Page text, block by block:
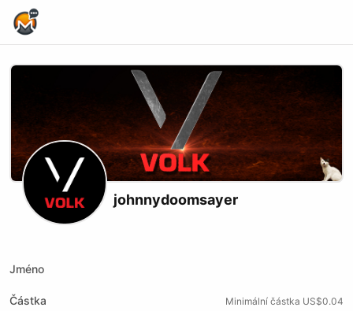
johnnydoomsayer
Jméno
Částka Minimální částka US$0.04